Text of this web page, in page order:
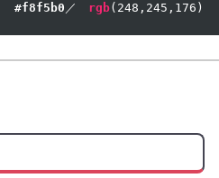
#f8f5b0 ／ rgb( 248 , 245 , 176